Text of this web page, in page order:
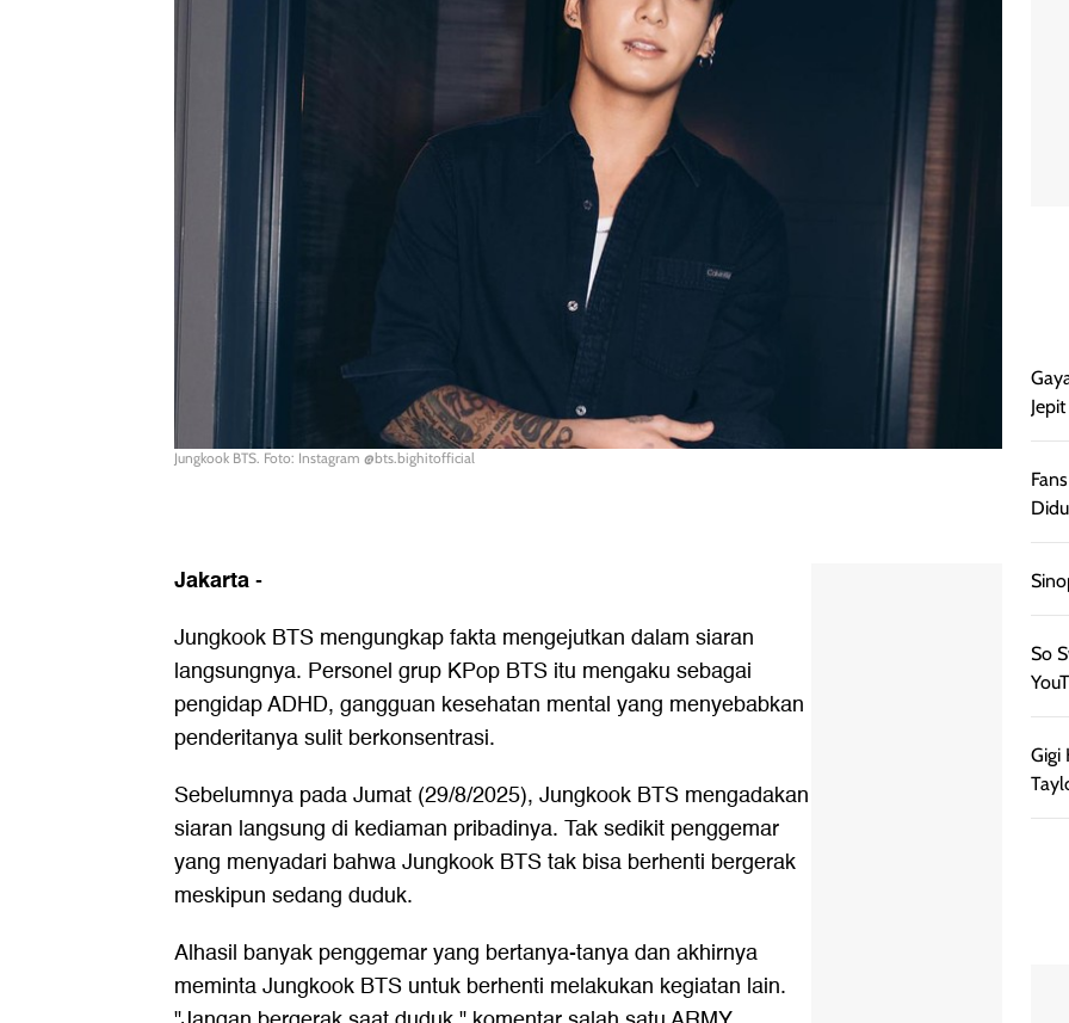
Jungkook BTS. Foto: Instagram @bts.bighitofficial
Jakarta-
Jungkook BTS mengungkap fakta mengejutkan dalam siaran
langsungnya. Personel grup KPop BTS itu mengaku sebagai
pengidap ADHD, gangguan kesehatan mental yang menyebabkan
penderitanya sulit berkonsentrasi.
Sebelumnya pada Jumat (29/8/2025), Jungkook BTS mengadakan
siaran langsung di kediaman pribadinya. Tak sedikit penggemar
yang menyadari bahwa Jungkook BTS tak bisa berhenti bergerak
meskipun sedang duduk.
Alhasil banyak penggemar yang bertanya-tanya dan akhirnya
meminta Jungkook BTS untuk berhenti melakukan kegiatan lain.
So
Gigi